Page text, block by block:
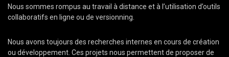
Nous sommes rompus au travail à distance et à l’utilisation d’outils
collaboratifs en ligne ou de versionning.
Nous avons toujours des recherches internes en cours de création
ou développement. Ces projets nous permettent de proposer de